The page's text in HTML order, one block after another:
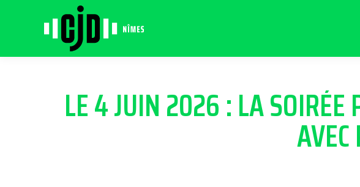
LE 4 JUIN 2026 : LA SOIRÉE